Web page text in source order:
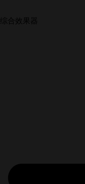
综合效果器